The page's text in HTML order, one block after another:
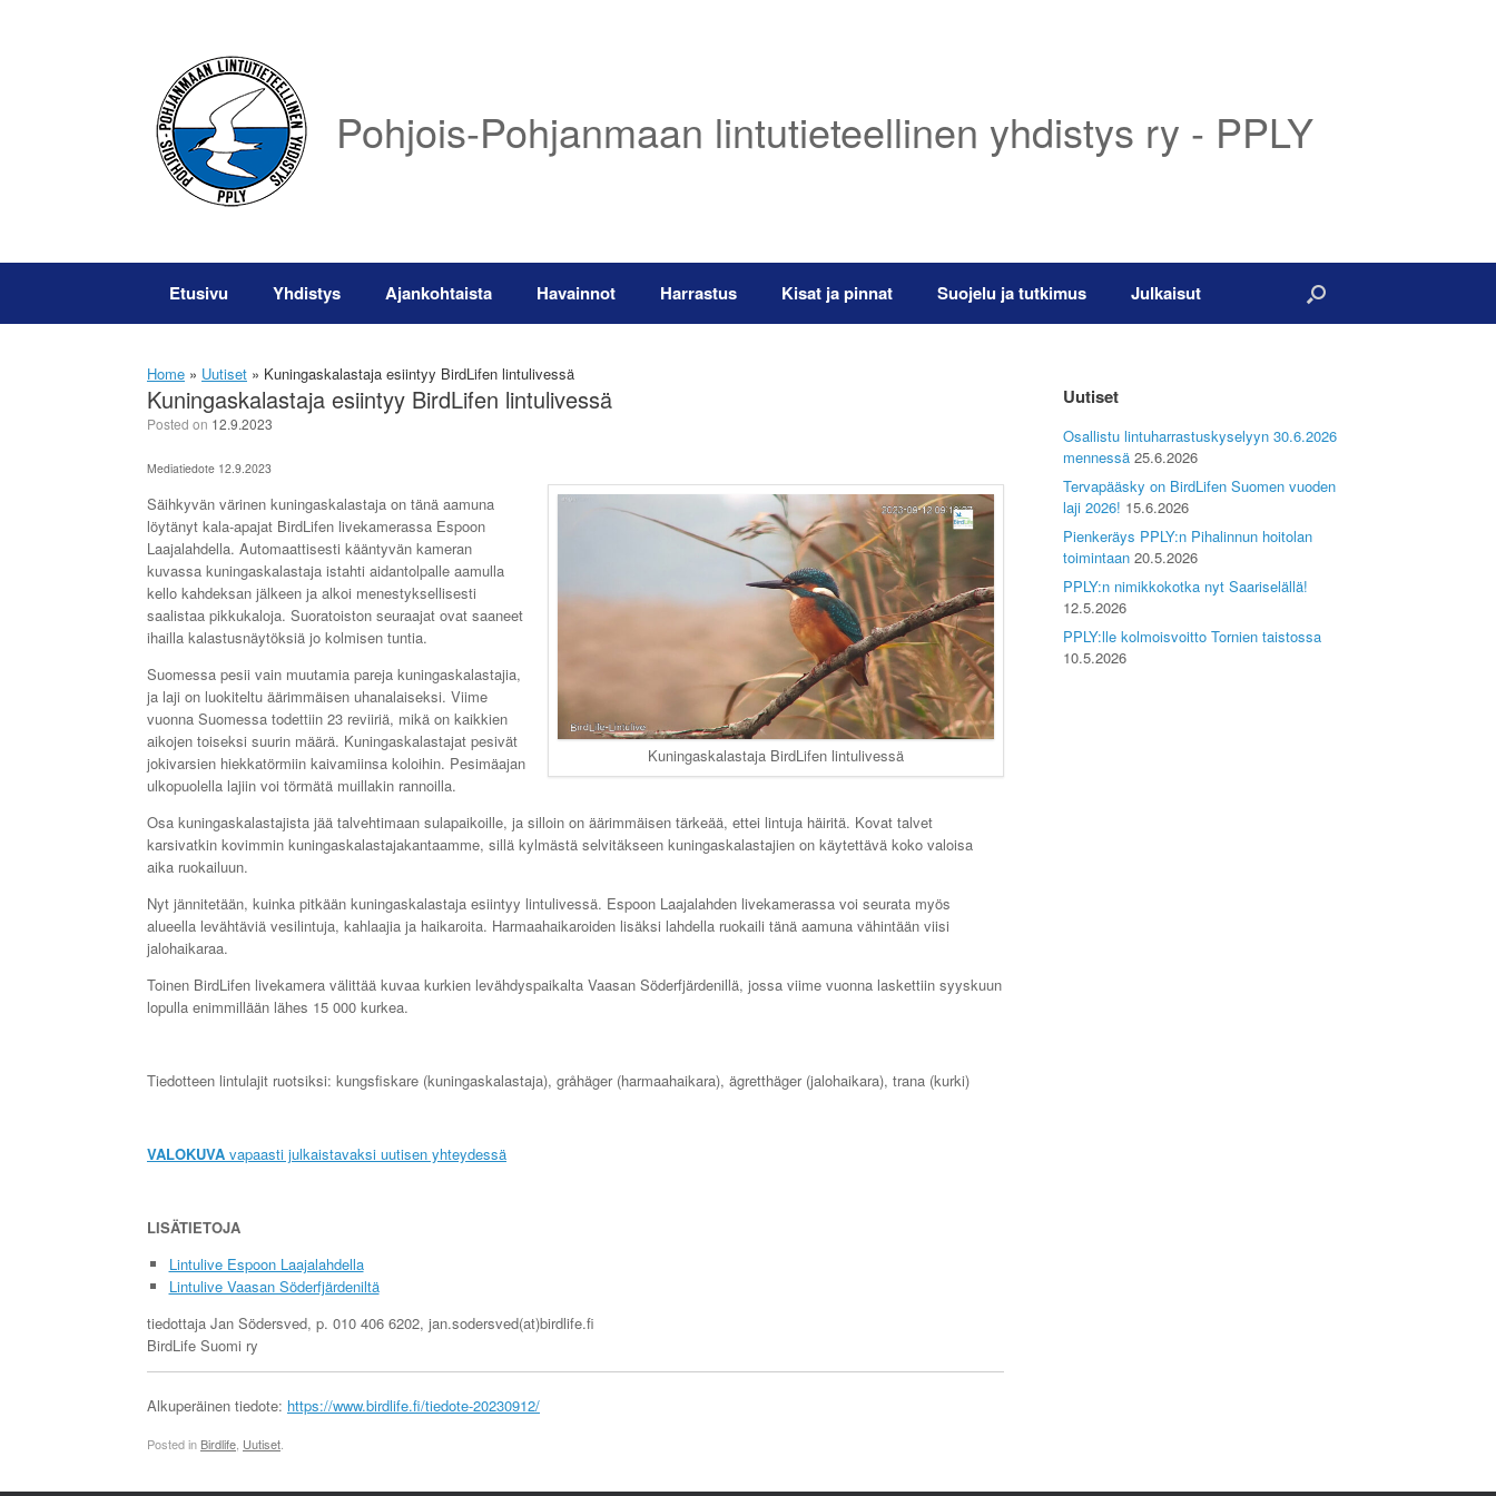
Pohjois-Pohjanmaan lintutieteellinen yhdistys ry - PPLY
Etusivu Yhdistys Ajankohtaista Havainnot Harrastus Kisat ja pinnat Suojelu ja tutkimus Julkaisut
Home » Uutiset » Kuningaskalastaja esiintyy BirdLifen lintulivessä
Kuningaskalastaja esiintyy BirdLifen lintulivessä
Posted on 12.9.2023
Kuningaskalastaja BirdLifen lintulivessä
Mediatiedote 12.9.2023
Säihkyvän värinen kuningaskalastaja on tänä aamuna
löytänyt kala-apajat BirdLifen livekamerassa Espoon
Laajalahdella. Automaattisesti kääntyvän kameran
kuvassa kuningaskalastaja istahti aidantolpalle aamulla
kello kahdeksan jälkeen ja alkoi menestyksellisesti
saalistaa pikkukaloja. Suoratoiston seuraajat ovat saaneet
ihailla kalastusnäytöksiä jo kolmisen tuntia.
Suomessa pesii vain muutamia pareja kuningaskalastajia,
ja laji on luokiteltu äärimmäisen uhanalaiseksi. Viime
vuonna Suomessa todettiin 23 reviiriä, mikä on kaikkien
aikojen toiseksi suurin määrä. Kuningaskalastajat pesivät
jokivarsien hiekkatörmiin kaivamiinsa koloihin. Pesimäajan
ulkopuolella lajiin voi törmätä muillakin rannoilla.
Osa kuningaskalastajista jää talvehtimaan sulapaikoille, ja silloin on äärimmäisen tärkeää, ettei lintuja häiritä. Kovat talvet
karsivatkin kovimmin kuningaskalastajakantaamme, sillä kylmästä selvitäkseen kuningaskalastajien on käytettävä koko valoisa
aika ruokailuun.
Nyt jännitetään, kuinka pitkään kuningaskalastaja esiintyy lintulivessä. Espoon Laajalahden livekamerassa voi seurata myös
alueella levähtäviä vesilintuja, kahlaajia ja haikaroita. Harmaahaikaroiden lisäksi lahdella ruokaili tänä aamuna vähintään viisi
jalohaikaraa.
Toinen BirdLifen livekamera välittää kuvaa kurkien levähdyspaikalta Vaasan Söderfjärdenillä, jossa viime vuonna laskettiin syyskuun
lopulla enimmillään lähes 15 000 kurkea.
Tiedotteen lintulajit ruotsiksi: kungsfiskare (kuningaskalastaja), gråhäger (harmaahaikara), ägretthäger (jalohaikara), trana (kurki)
VALOKUVA vapaasti julkaistavaksi uutisen yhteydessä
LISÄTIETOJA
Lintulive Espoon Laajalahdella
Lintulive Vaasan Söderfjärdeniltä
tiedottaja Jan Södersved, p. 010 406 6202, jan.sodersved(at)birdlife.fi
BirdLife Suomi ry
Alkuperäinen tiedote: https://www.birdlife.fi/tiedote-20230912/
Posted in Birdlife Uutiset
Uutiset
Osallistu lintuharrastuskyselyyn 30.6.2026
mennessä 25.6.2026
Tervapääsky on BirdLifen Suomen vuoden
laji 2026! 15.6.2026
Pienkeräys PPLY:n Pihalinnun hoitolan
toimintaan 20.5.2026
PPLY:n nimikkokotka nyt Saariselällä!
12.5.2026
PPLY:lle kolmoisvoitto Tornien taistossa
10.5.2026